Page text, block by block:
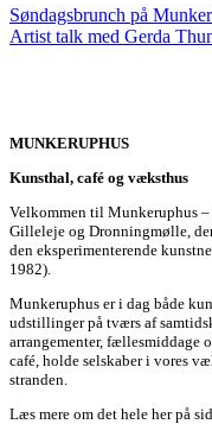
Søndagsbrunch på
Artist talk med Gerda
MUNKERUPHUS
Kunsthal, café og væksthus
Velkommen til Munkeruphus
Gilleleje og Dronningmølle,
den eksperimenterende
1982).
Munkeruphus er i dag både
udstillinger på tværs af
arrangementer, fællesmiddage
café, holde selskaber i vores
stranden.
Læs mere om det hele her på